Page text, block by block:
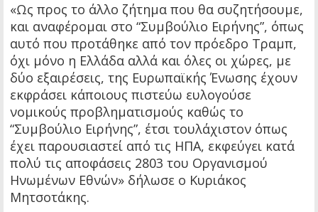
«Ως προς το άλλο ζήτημα που θα συζητήσουμε,
και αναφέρομαι στο “Συμβούλιο Ειρήνης”, όπως
αυτό που προτάθηκε από τον πρόεδρο Τραμπ,
όχι μόνο η Ελλάδα αλλά και όλες οι χώρες, με
δύο εξαιρέσεις, της Ευρωπαϊκής Ένωσης έχουν
εκφράσει κάποιους πιστεύω ευλογούσε
νομικούς προβληματισμούς καθώς το
“Συμβούλιο Ειρήνης”, έτσι τουλάχιστον όπως
έχει παρουσιαστεί από τις ΗΠΑ, εκφεύγει κατά
πολύ τις αποφάσεις 2803 του Οργανισμού
Ηνωμένων Εθνών» δήλωσε ο Κυριάκος
Μητσοτάκης.